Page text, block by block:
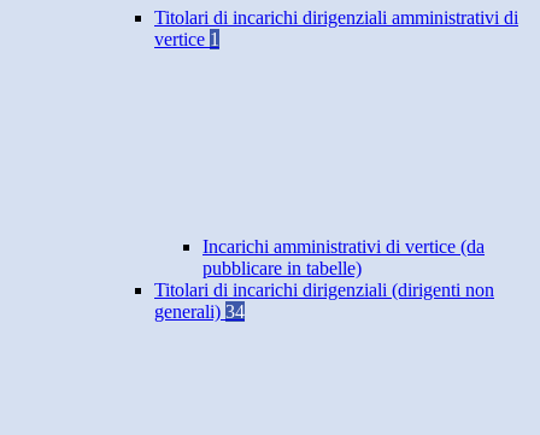
Titolari di incarichi dirigenziali amministrativi di
vertice 1
Incarichi amministrativi di vertice (da
pubblicare in tabelle)
Titolari di incarichi dirigenziali (dirigenti non
generali) 34